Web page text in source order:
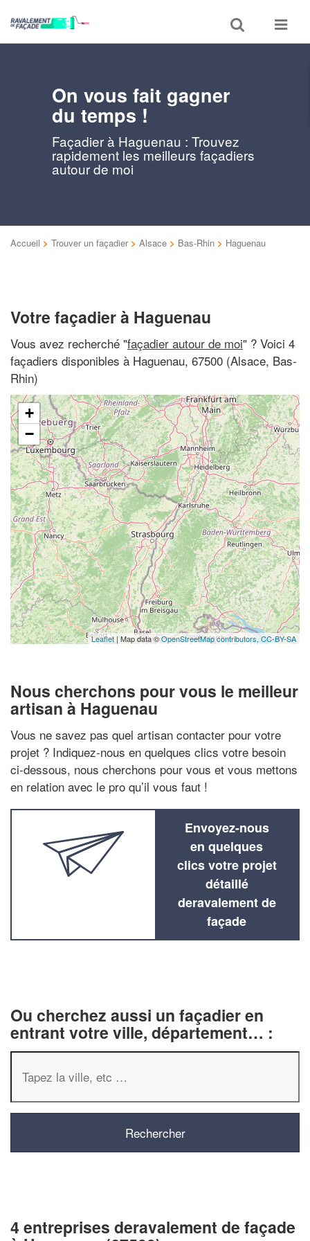
Toggle
search
Toggle
On vous fait gagner
du temps !
Façadier à Haguenau : Trouvez
rapidement les meilleurs façadiers
autour de moi
Accueil > Trouver un façadier > Alsace > Bas-Rhin > Haguenau
Votre façadier à Haguenau
Vous avez recherché "façadier autour de moi" ? Voici 4
façadiers disponibles à Haguenau, 67500 (Alsace, Bas-
Rhin)
+
−
Leaflet | Map data ©OpenStreetMap contributors, CC-BY-SA
Nous cherchons pour vous le meilleur
artisan à Haguenau
Vous ne savez pas quel artisan contacter pour votre
projet ? Indiquez-nous en quelques clics votre besoin
ci-dessous, nous cherchons pour vous et vous mettons
en relation avec le pro qu’il vous faut !
Envoyez-nous
en quelques
clics votre projet
détaillé
deravalement de
façade
Ou cherchez aussi un façadier en
entrant votre ville, département… :
4 entreprises deravalement de façade